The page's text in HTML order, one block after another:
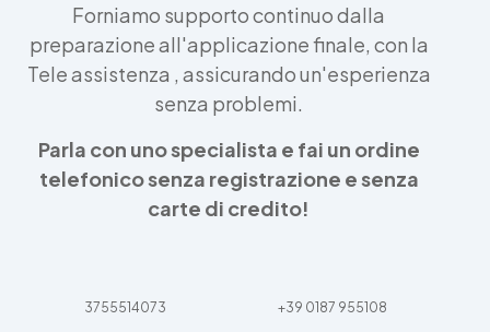
Forniamo supporto continuo dalla
preparazione all'applicazione finale, con la
Tele assistenza , assicurando un'esperienza
senza problemi.
Parla con uno specialista e fai un ordine
telefonico senza registrazione e senza
carte di credito!
3755514073 +39 0187 955108